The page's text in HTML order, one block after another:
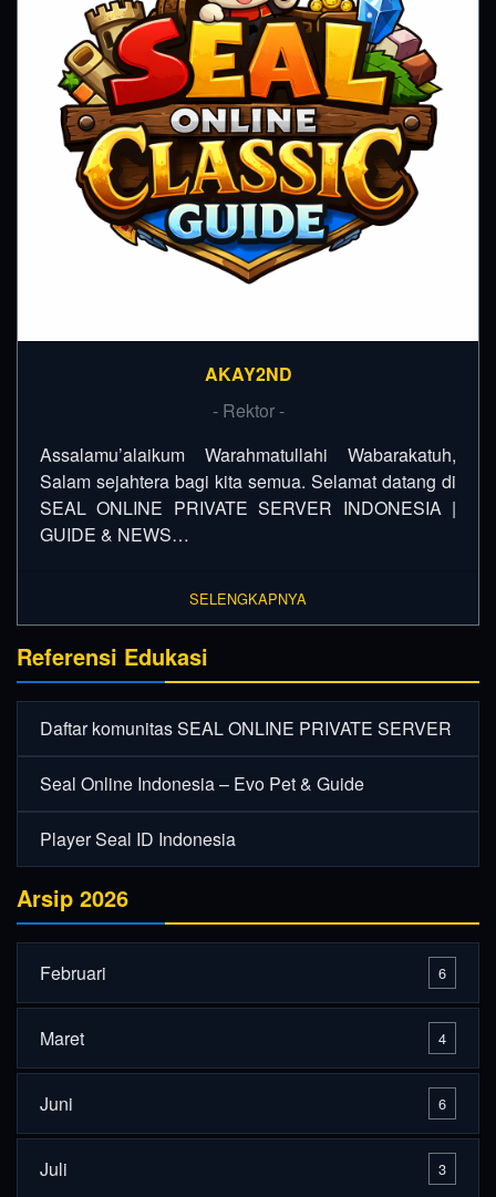
AKAY2ND
- Rektor -
Assalamu’alaikum Warahmatullahi Wabarakatuh,
Salam sejahtera bagi kita semua. Selamat datang di
SEAL ONLINE PRIVATE SERVER INDONESIA |
GUIDE & NEWS…
SELENGKAPNYA
Referensi Edukasi
Daftar komunitas SEAL ONLINE PRIVATE SERVER
Seal Online Indonesia – Evo Pet & Guide
Player Seal ID Indonesia
Arsip 2026
Februari 6
Maret 4
Juni 6
Juli 3